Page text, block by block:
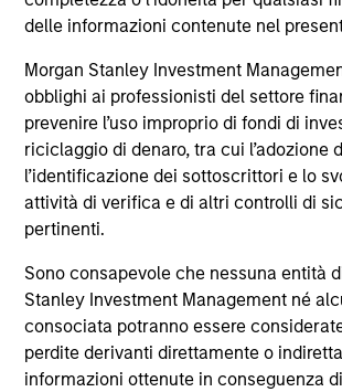
delle informazioni contenute nel
Morgan Stanley Investment
obblighi ai professionisti del settore
prevenire l’uso improprio di fondi di
riciclaggio di denaro, tra cui l’adozione
l’identificazione dei sottoscrittori e lo
attività di verifica e di altri controlli di
pertinenti.
Sono consapevole che nessuna entità
Stanley Investment Management né
consociata potranno essere
perdite derivanti direttamente o
informazioni ottenute in conseguenza
all’emissione e al rimborso delle azioni.
Investment Management Limited (“MSIM
Il valore degli investimenti e i proventi da
possono aumentare come diminuire e un
non
recuperare l'importo investito.
I dati di performance per i comparti con
inferiore a un anno non sono illustrati. Le
calcolate al netto delle commissioni. I
da inizio anno non sono annualizzati. Le
altre classi di azioni, se disponibili,
diverse. Prima di investire si consiglia di
attentamente gli obiettivi d’investimento,
commissioni e le spese del comparto.